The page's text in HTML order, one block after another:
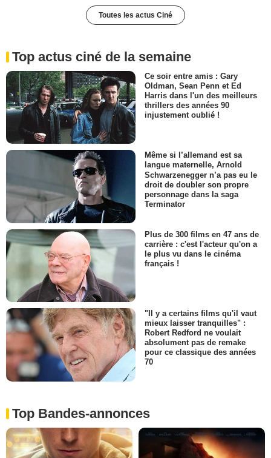
Toutes les actus Ciné
Top actus ciné de la semaine
Ce soir entre amis : Gary
Oldman, Sean Penn et Ed
Harris dans l'un des meilleurs
thrillers des années 90
injustement oublié !
Même si l’allemand est sa
langue maternelle, Arnold
Schwarzenegger n’a pas eu le
droit de doubler son propre
personnage dans la saga
Terminator
Plus de 300 films en 47 ans de
carrière : c'est l'acteur qu'on a
le plus vu dans le cinéma
français !
"Il y a certains films qu'il vaut
mieux laisser tranquilles" :
Robert Redford ne voulait
absolument pas de remake
pour ce classique des années
70
Top Bandes-annonces